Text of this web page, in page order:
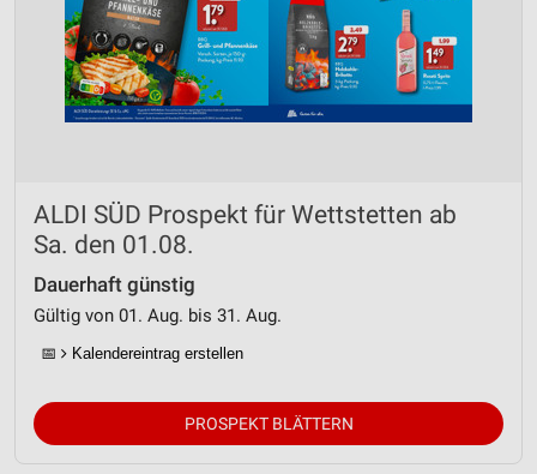
ALDI SÜD Prospekt für Wettstetten ab
Sa. den 01.08.
Dauerhaft günstig
Gültig von 01. Aug. bis 31. Aug.
📅 Kalendereintrag erstellen
PROSPEKT BLÄTTERN